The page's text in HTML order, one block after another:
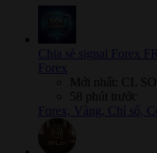
Chia sẻ signal Forex
Forex
Mới nhất: CL
58 phút trước
Forex, Vàng, Chỉ số,